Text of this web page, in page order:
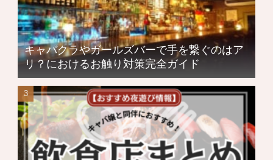
キャバクラやガールズバーで手を繋ぐのはア
リ？におけるお触り対策完全ガイド